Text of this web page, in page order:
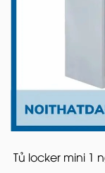
Tủ locker mini 1